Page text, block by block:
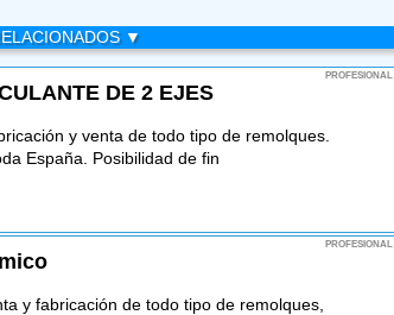
▼
PROFESIONAL
DE 2 EJES
y venta de todo tipo de remolques.
España. Posibilidad de fin
PROFESIONAL
y fabricación de todo tipo de remolques,